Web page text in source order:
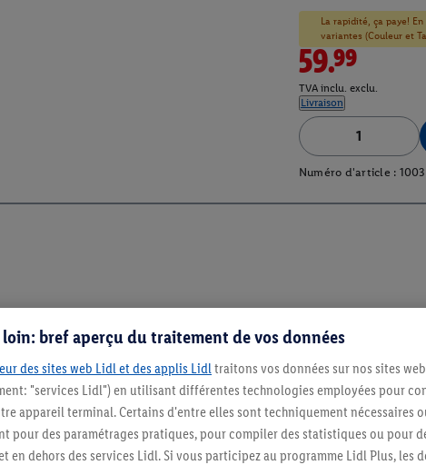
La rapidité, ça paye!
variantes (Couleur et
59.99
TVA inclu. exclu.
Livraison
Numéro d'article :
Restez au
Abonnez-vous à la newsletter
bref aperçu du traitement de vos données
des sites web Lidl et des applis Lidltraitons vos données sur nos sites
"services Lidl") en utilisant différentes technologies employées pour
appareil terminal. Certains d'entre elles sont techniquement nécessaires
pour des paramétrages pratiques, pour compiler des statistiques ou pour
en dehors des services Lidl. Si vous participez au programme Lidl Plus, les